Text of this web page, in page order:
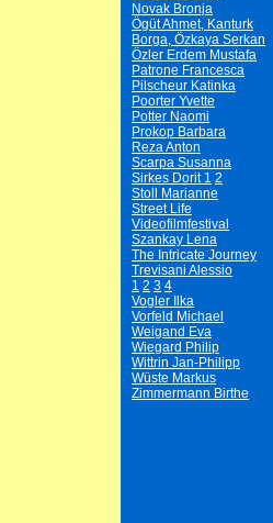
Novak Bronja
Ögüt Ahmet, Kanturk
Borga, Özkaya Serkan
Özler Erdem Mustafa
Patrone Francesca
Pilscheur Katinka
Poorter Yvette
Potter Naomi
Prokop Barbara
Reza Anton
Scarpa Susanna
Sirkes Dorit 1 2
Stoll Marianne
Street Life
Videofilmfestival
Szankay Lena
The Intricate Journey
Trevisani Alessio
1 2 3 4
Vogler Ilka
Vorfeld Michael
Weigand Eva
Wiegard Philip
Wittrin Jan-Philipp
Wüste Markus
Zimmermann Birthe